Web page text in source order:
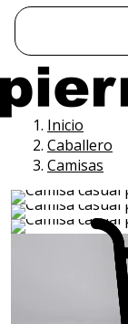
Inicio
Caballero
Camisas